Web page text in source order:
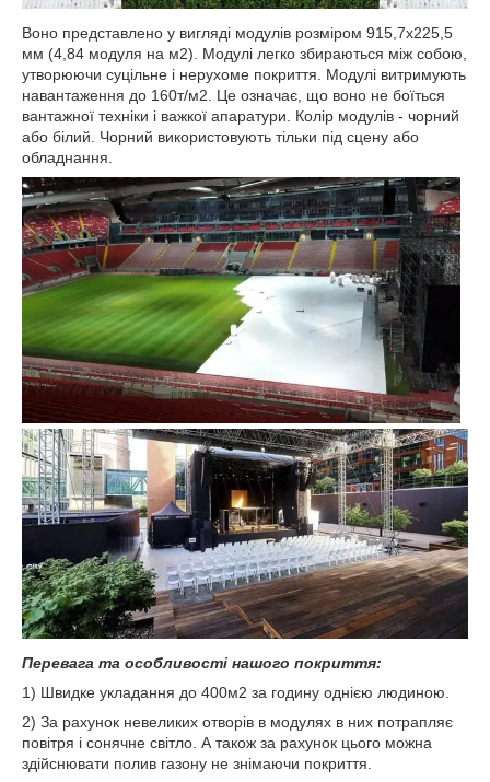
Воно представлено у вигляді модулів розміром 915,7х225,5
мм (4,84 модуля на м2). Модулі легко збираються між собою,
утворюючи суцільне і нерухоме покриття. Модулі витримують
навантаження до 160т/м2. Це означає, що воно не боїться
вантажної техніки і важкої апаратури. Колір модулів - чорний
або білий. Чорний використовують тільки під сцену або
обладнання.
Перевага та особливості нашого покриття:
1) Швидке укладання до 400м2 за годину однією людиною.
2) За рахунок невеликих отворів в модулях в них потрапляє
повітря і сонячне світло. А також за рахунок цього можна
здійснювати полив газону не знімаючи покриття.